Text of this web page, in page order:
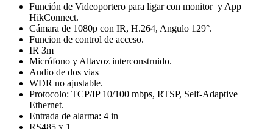
Función de Videoportero para ligar con monitor y App
HikConnect.
Cámara de 1080p con IR, H.264, Angulo 129°.
Funcion de control de acceso.
IR 3m
Micrófono y Altavoz interconstruido.
Audio de dos vias
WDR no ajustable.
Protocolo: TCP/IP 10/100 mbps, RTSP, Self-Adaptive
Ethernet.
Entrada de alarma: 4 in
RS485 x 1